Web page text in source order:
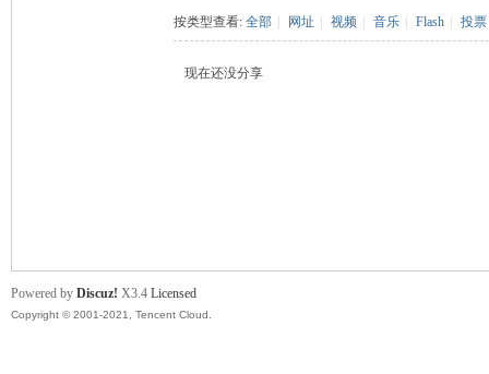
按类型查看: 全部 网址 视频 音乐 Flash 投票
现在还没分享
Powered by Discuz! X3.4 Licensed
Copyright © 2001-2021, Tencent Cloud.